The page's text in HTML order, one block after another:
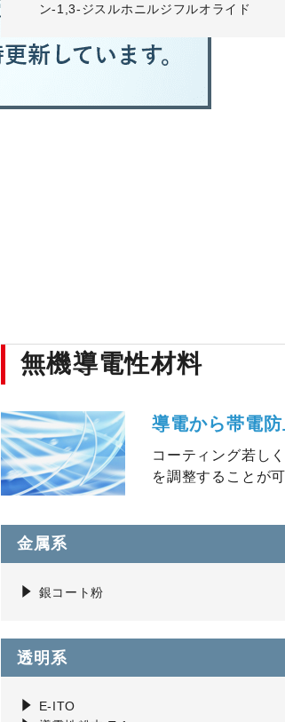
ン-1,3-ジスルホニルジフルオライド
無機導電性材料
導電から帯電
コーティング若し
を調整することが可
金属系
銀コート粉
透明系
E-ITO